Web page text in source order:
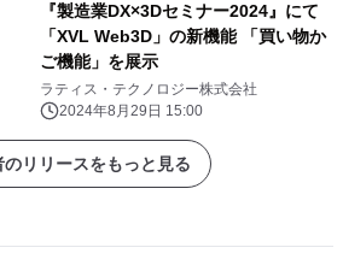
『製造業DX×3Dセミナー2024』にて
「XVL Web3D」の新機能 「買い物か
ご機能」を展示
ラティス・テクノロジー株式会社
2024年8月29日 15:00
のリリースをもっと見る